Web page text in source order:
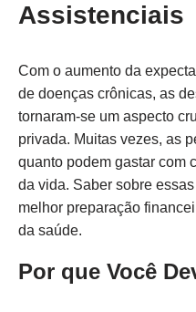
Assistenciais
Com o aumento da
de doenças crônicas, as
tornaram-se um aspecto
privada. Muitas vezes, as
quanto podem gastar com
da vida. Saber sobre
melhor preparação
da saúde.
Por que Você